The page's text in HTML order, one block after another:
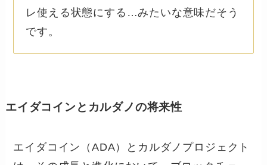
レ使える状態にする…みたいな意味だそう
です。
エイダコインとカルダノの将来性
エイダコイン（ADA）とカルダノプロジェクト